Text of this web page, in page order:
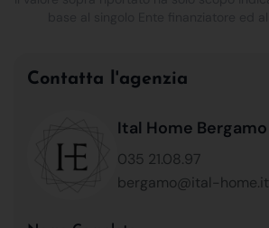
Contatta l'agenzia
Ital Home Bergamo
035 21.08.97
bergamo@ital-home.it